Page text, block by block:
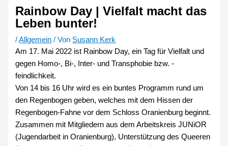
Rainbow Day | Vielfalt macht das
Leben bunter!
/Allgemein / Von Susann Kerk
Am 17. Mai 2022 ist Rainbow Day, ein Tag für Vielfalt und
gegen Homo-, Bi-, Inter- und Transphobie bzw. -
feindlichkeit.
Von 14 bis 16 Uhr wird es ein buntes Programm rund um
den Regenbogen geben, welches mit dem Hissen der
Regenbogen-Fahne vor dem Schloss Oranienburg beginnt.
Zusammen mit Mitgliedern aus dem Arbeitskreis JUNiOR
(Jugendarbeit in Oranienburg), Unterstützung des Queeren